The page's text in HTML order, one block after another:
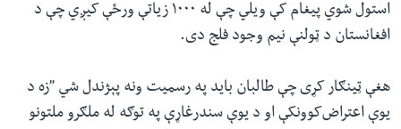
استول شوي پیغام کې ویلي چې له ۱۰۰۰ زیاتې ورځې کیږي چې د
افغانستان د ټولنې نیم وجود فلج دی.
هغې ټینګار کړی چې طالبان باید په رسمیت ونه پېژندل شي ”زه د
یوې اعتراض‌کوونکې او د یوې سندرغاړې په توګه له ملګرو ملتونو